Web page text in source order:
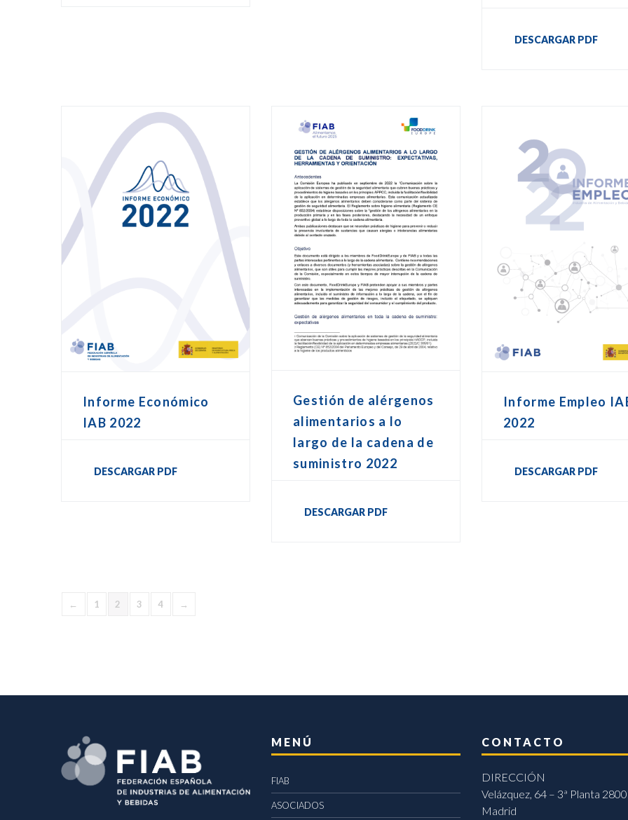
DESCARGAR PDF
Informe Económico
IAB 2022
DESCARGAR PDF
Gestión de alérgenos
alimentarios a lo
largo de la cadena de
suministro 2022
DESCARGAR PDF
Informe Empleo
2022
DESCARGAR PDF
← 1 2 3 4 →
MENÚ
FIAB
ASOCIADOS
CONTACTO
DIRECCIÓN
Velázquez, 64 – 3ª Planta
Madrid